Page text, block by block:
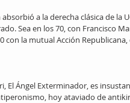
a la derecha clásica de la
Sea en los 70, con Francisco
con la mutual Acción
El Ángel Exterminador, es
hoy ataviado de